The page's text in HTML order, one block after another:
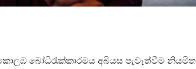
බෝධිරැක්කාරමය අබියස පැවැත්වීම නියමිත